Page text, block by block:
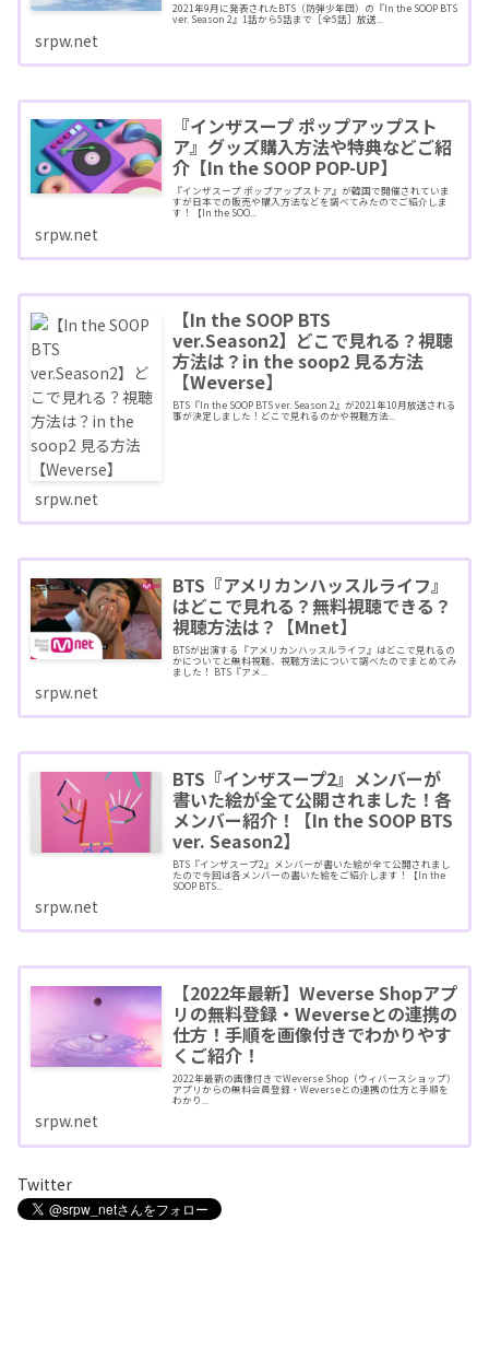
2021年9月に発表されたBTS（防弾少年団）の『In the SOOP BTS
ver. Season 2』1話から5話まで［全5話］放送...
srpw.net
『インザスープ ポップアップスト
ア』グッズ購入方法や特典などご紹
介【In the SOOP POP-UP】
『インザスープ ポップアップストア』が韓国で開催されていま
すが日本での販売や購入方法などを調べてみたのでご紹介しま
す！【In the SOO...
srpw.net
【In the SOOP BTS
ver.Season2】どこで見れる？視聴
方法は？in the soop2 見る方法
【Weverse】
BTS『In the SOOP BTS ver. Season 2』が2021年10月放送される
事が決定しました！どこで見れるのかや視聴方法...
srpw.net
BTS『アメリカンハッスルライフ』
はどこで見れる？無料視聴できる？
視聴方法は？【Mnet】
BTSが出演する『アメリカンハッスルライフ』はどこで見れるの
かについてと無料視聴、視聴方法について調べたのでまとめてみ
ました！ BTS『アメ...
srpw.net
BTS『インザスープ2』メンバーが
書いた絵が全て公開されました！各
メンバー紹介！【In the SOOP BTS
ver. Season2】
BTS『インザスープ2』メンバーが書いた絵が全て公開されまし
たので今回は各メンバーの書いた絵をご紹介します！【In the
SOOP BTS...
srpw.net
【2022年最新】Weverse Shopアプ
リの無料登録・Weverseとの連携の
仕方！手順を画像付きでわかりやす
くご紹介！
2022年最新の画像付きでWeverse Shop（ウィバースショップ）
アプリからの無料会員登録・Weverseとの連携の仕方と手順を
わかり...
srpw.net
Twitter